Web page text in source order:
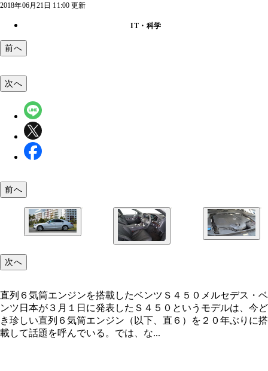
2018年06月21日 11:00 更新
IT・科学
前へ
次へ
前へ
次へ
直列６気筒エンジンを搭載したベンツＳ４５０メルセデス・ベ
ンツ日本が３月１日に発表したＳ４５０というモデルは、今ど
き珍しい直列６気筒エンジン（以下、直６）を２０年ぶりに搭
載して話題を呼んでいる。では、な...